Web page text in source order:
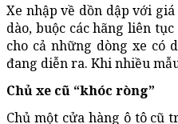
Xe nhập về dồn dập với
dào, buộc các hãng liên
cho cả những dòng xe có
đang diễn ra. Khi nhiều
Chủ xe cũ “khóc ròng”
Chủ một cửa hàng ô tô cũ